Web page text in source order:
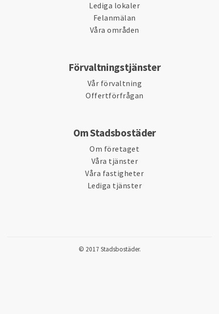
Lediga lokaler
Felanmälan
Våra områden
Förvaltningstjänster
Vår förvaltning
Offertförfrågan
Om Stadsbostäder
Om företaget
Våra tjänster
Våra fastigheter
Lediga tjänster
© 2017 Stadsbostäder.